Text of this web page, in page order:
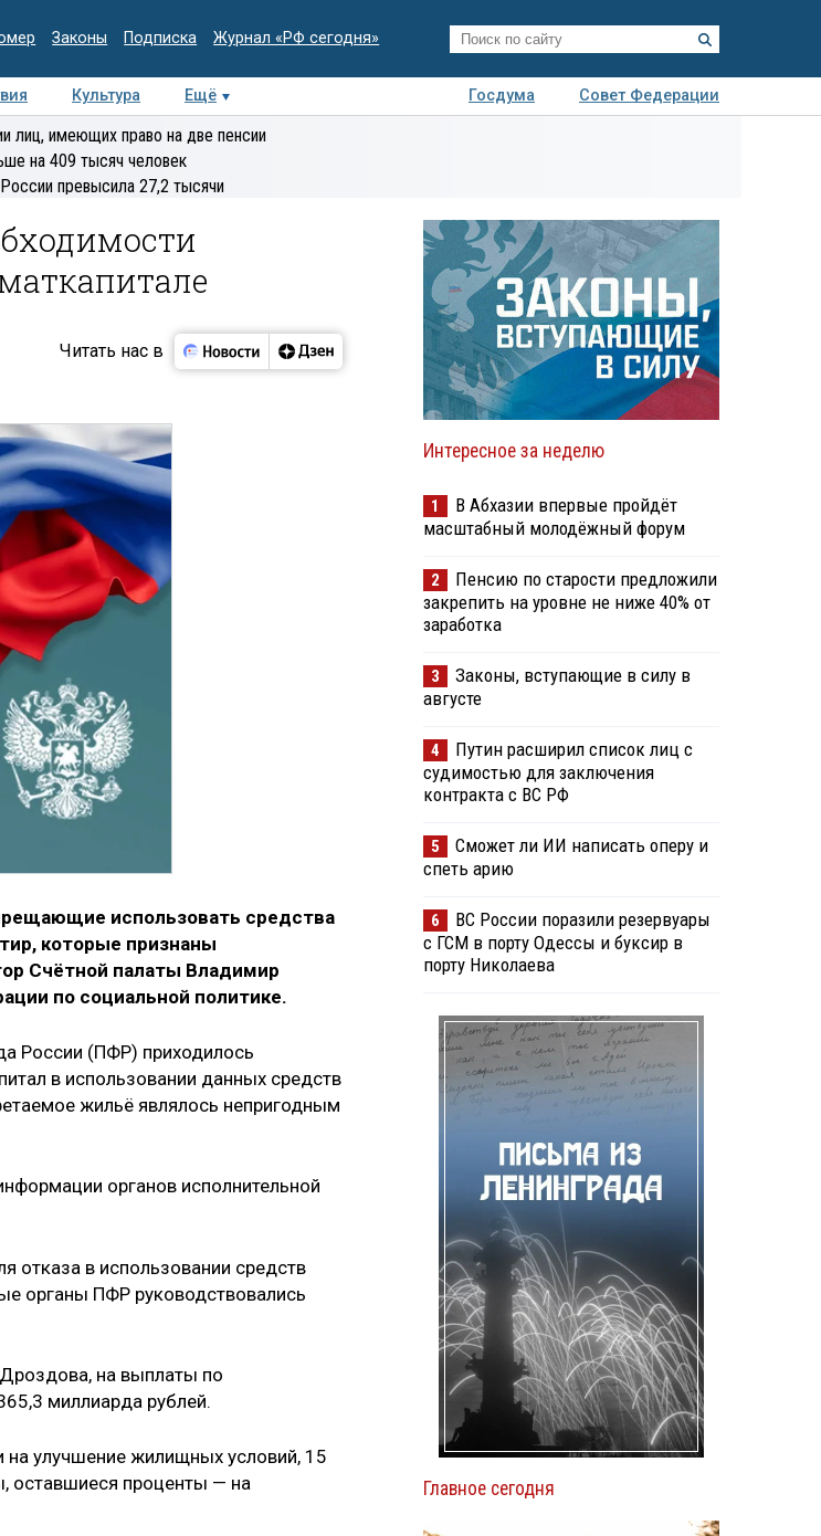
Законы Подписка Журнал «РФ сегодня»
Культура Ещё Госдума
Совет Федерации
Интервью Колумнисты
Деловая
лиц, имеющих право на две пенсии
на 409 тысяч человек
превысила 27,2 тысячи
Читать нас в
использовать средства
которые признаны
Счётной палаты Владимир
по социальной политике.
России (ПФР) приходилось
в использовании данных средств
жильё являлось непригодным
органов исполнительной
отказа в использовании средств
органы ПФР руководствовались
на выплаты по
миллиарда рублей.
улучшение жилищных условий, 15
оставшиеся проценты — на
Интересное за неделю
1
В Абхазии впервые пройдёт
масштабный молодёжный форум
2
Пенсию по старости предложили
закрепить на уровне не ниже 40% от
заработка
3
Законы, вступающие в силу в
августе
4
Путин расширил список лиц с
судимостью для заключения
контракта с ВС РФ
5
Сможет ли ИИ написать оперу и
спеть арию
6
ВС России поразили резервуары
с ГСМ в порту Одессы и буксир в
порту Николаева
Главное сегодня